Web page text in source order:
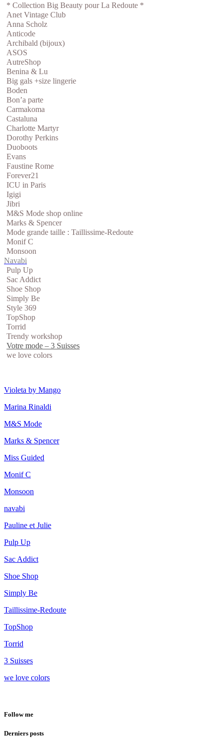
* Collection Big Beauty pour La Redoute *
Anet Vintage Club
Anna Scholz
Anticode
Archibald (bijoux)
ASOS
AutreShop
Benina & Lu
Big gals +size lingerie
Boden
Bon’a parte
Carmakoma
Castaluna
Charlotte Martyr
Dorothy Perkins
Duoboots
Evans
Faustine Rome
Forever21
ICU in Paris
Igigi
Jibri
M&S Mode shop online
Marks & Spencer
Mode grande taille : Taillissime-Redoute
Monif C
Monsoon
Navabi
Pulp Up
Sac Addict
Shoe Shop
Simply Be
Style 369
TopShop
Torrid
Trendy workshop
Votre mode – 3 Suisses
we love colors
Violeta by Mango
Marina Rinaldi
M&S Mode
Marks & Spencer
Miss Guided
Monif C
Monsoon
navabi
Pauline et Julie
Pulp Up
Sac Addict
Shoe Shop
Simply Be
Taillissime-Redoute
TopShop
Torrid
3 Suisses
we love colors
Follow me
Derniers posts